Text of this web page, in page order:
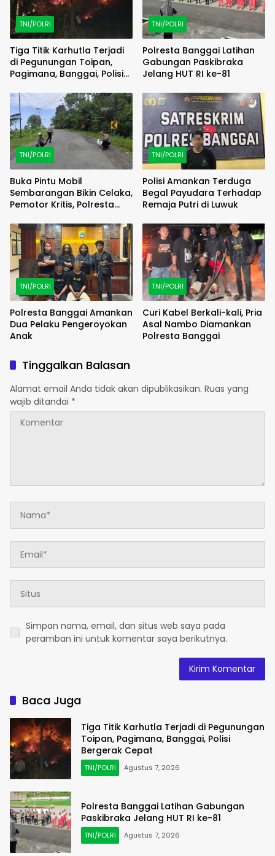
TNI/POLRI
Tiga Titik Karhutla Terjadi
di Pegunungan Toipan,
Pagimana, Banggai, Polisi
TNI/POLRI
Polresta Banggai Latihan
Gabungan Paskibraka
Jelang HUT RI ke-81
TNI/POLRI
Buka Pintu Mobil
Sembarangan Bikin Celaka,
Pemotor Kritis, Polresta
TNI/POLRI
Polisi Amankan Terduga
Begal Payudara Terhadap
Remaja Putri di Luwuk
TNI/POLRI
Polresta Banggai Amankan
Dua Pelaku Pengeroyokan
Anak
TNI/POLRI
Curi Kabel Berkali-kali, Pria
Asal Nambo Diamankan
Polresta Banggai
Tinggalkan Balasan
Alamat email Anda tidak akan dipublikasikan. Ruas yang
wajib ditandai *
Simpan nama, email, dan situs web saya pada
peramban ini untuk komentar saya berikutnya.
Baca Juga
Tiga Titik Karhutla Terjadi di Pegunungan
Toipan, Pagimana, Banggai, Polisi
Bergerak Cepat
TNI/POLRI Agustus 7, 2026
Polresta Banggai Latihan Gabungan
Paskibraka Jelang HUT RI ke-81
TNI/POLRI Agustus 7, 2026